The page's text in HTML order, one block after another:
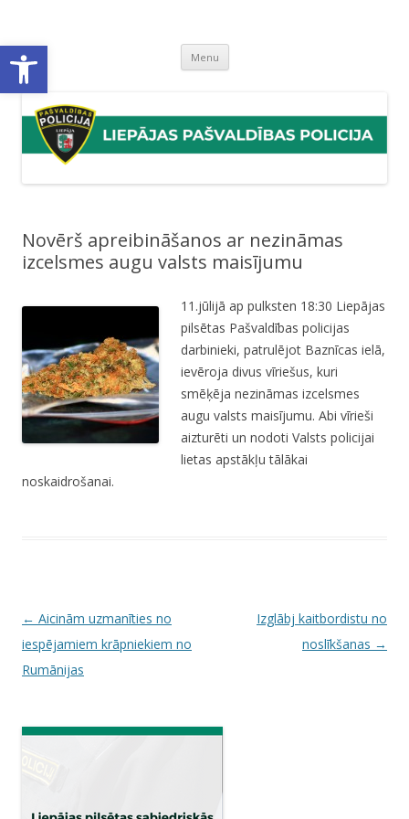
Open toolbar Menu Skip
content
Novērš apreibināšanos ar nezināmas
izcelsmes augu valsts maisījumu
11.jūlijā ap pulksten 18:30 Liepājas
pilsētas Pašvaldības policijas
darbinieki, patrulējot Baznīcas ielā,
ievēroja divus vīriešus, kuri
smēķēja nezināmas izcelsmes
augu valsts maisījumu. Abi vīrieši
aizturēti un nodoti Valsts policijai
lietas apstākļu tālākai
noskaidrošanai.
P
o
s
← Aicinām uzmanīties no
iespējamiem krāpniekiem no
Rumānijas
Izglābj kaitbordistu no
noslīkšanas →